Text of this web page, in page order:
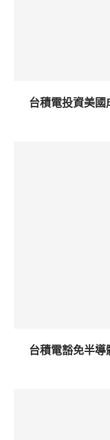
台積電投資美
台積電豁免半